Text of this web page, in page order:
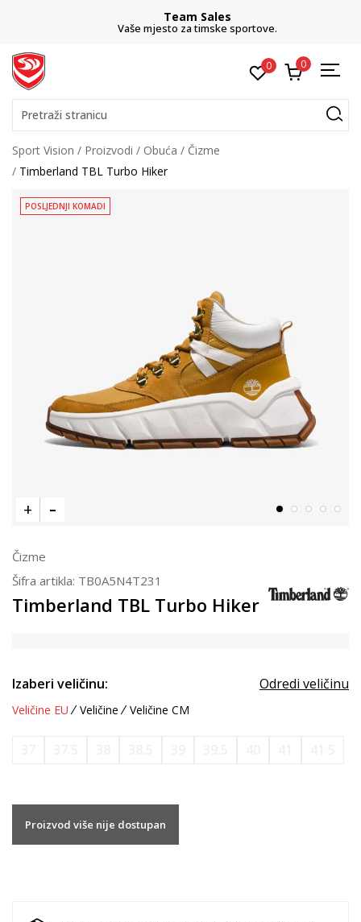
Team Sales
Vaše mjesto za timske sportove.
0 0
Pretraži stranicu
Sport Vision Proizvodi Obuća
Čizme
Timberland TBL Turbo Hiker
POSLJEDNJI KOMADI
Čizme
Šifra artikla: TB0A5N4T231
Timberland TBL Turbo Hiker
Izaberi veličinu: Odredi veličinu
Veličine EU Veličine Veličine CM
Proizvod više nije dostupan